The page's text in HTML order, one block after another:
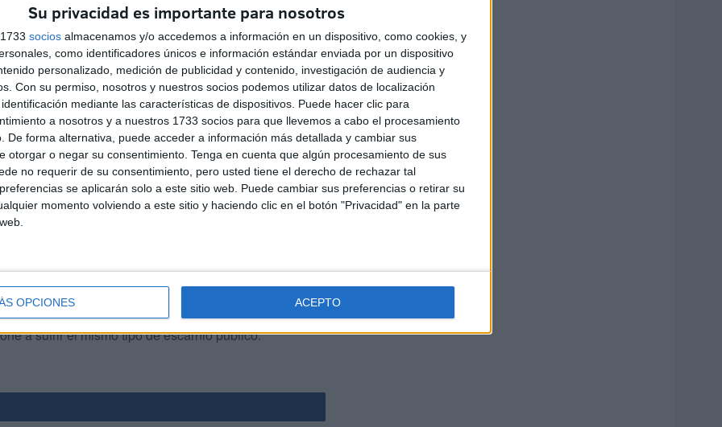
Su privacidad es importante para nosotros
socios almacenamos y/o accedemos a información en un dispositivo, como cookies, y
como identificadores únicos e información estándar enviada por un dispositivo
personalizado, medición de publicidad y contenido, investigación de audiencia y
Con su permiso, nosotros y nuestros socios podemos utilizar datos de localización
mediante las características de dispositivos. Puede hacer clic para
a nosotros y a nuestros 1733 socios para que llevemos a cabo el procesamiento
De forma alternativa, puede acceder a información más detallada y cambiar sus
otorgar o negar su consentimiento. Tenga en cuenta que algún procesamiento de sus
no requerir de su consentimiento, pero usted tiene el derecho de rechazar tal
se aplicarán solo a este sitio web. Puede cambiar sus preferencias o retirar su
momento volviendo a este sitio y haciendo clic en el botón "Privacidad" en la parte
OPCIONES ACEPTO
Aquí hay unos profesionales que han adoptado una
y pruebas, no guiándose por rumores ni bulos
de ellos.
como los encargados de liderar un auténtico
las fuerzas de seguridad. Permitir y normalizar esto
a sufrir el mismo tipo de escarnio público.